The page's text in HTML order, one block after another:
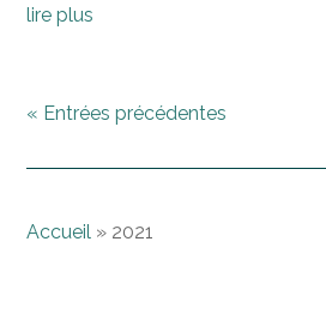
lire plus
« Entrées précédentes
Accueil » 2021